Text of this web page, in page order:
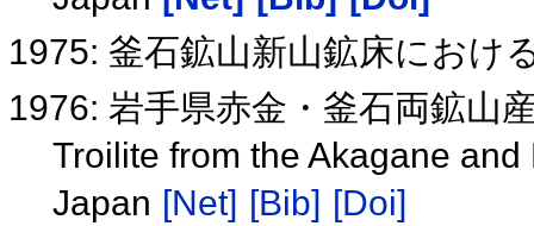
1975: 釜石鉱山新山鉱床におけ
1976: 岩手県赤金・釜石両鉱山
Troilite from the Akagane
Japan [Net] [Bib] [Doi]